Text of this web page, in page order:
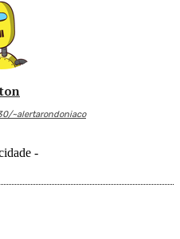
~alertarondoniaco
-